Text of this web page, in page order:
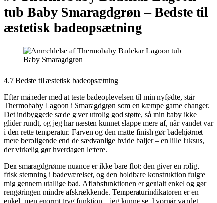
tub Baby Smaragdgrøn –Bedste til
æstetisk badeopsætning
4.7 Bedste til æstetisk badeopsætning
Efter måneder med at teste badeoplevelsen til min nyfødte, står
Thermobaby Lagoon i Smaragdgrøn som en kæmpe game changer.
Det indbyggede sæde giver utrolig god støtte, så min baby ikke
glider rundt, og jeg har næsten kunnet slappe mere af, når vandet var
i den rette temperatur. Farven og den matte finish gør badehjørnet
mere beroligende end de sædvanlige hvide baljer – en lille luksus,
der virkelig gør hverdagen lettere.
Den smaragdgrønne nuance er ikke bare flot; den giver en rolig,
frisk stemning i badeværelset, og den holdbare konstruktion fulgte
mig gennem utallige bad. Afløbsfunktionen er genialt enkel og gør
rengøringen mindre afskrækkende. Temperaturindikatoren er en
enkel, men enormt tryg funktion – jeg kunne se, hvornår vandet